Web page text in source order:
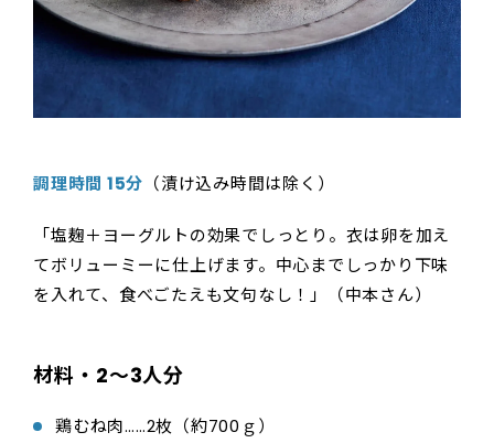
調理時間 15分 （漬け込み時間は除く）
「塩麹＋ヨーグルトの効果でしっとり。衣は卵を加え
てボリューミーに仕上げます。中心までしっかり下味
を入れて、食べごたえも文句なし！」（中本さん）
材料・2～3人分
鶏むね肉……2枚（約700ｇ）